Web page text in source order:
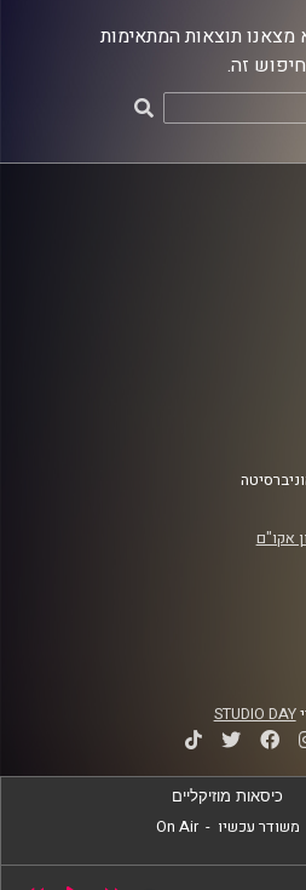
תוצאות המתאימות
זה.
אקו"ם
STUDIO DAY
כיסאות מוזיקליים
משודר עכשיו -
On Air